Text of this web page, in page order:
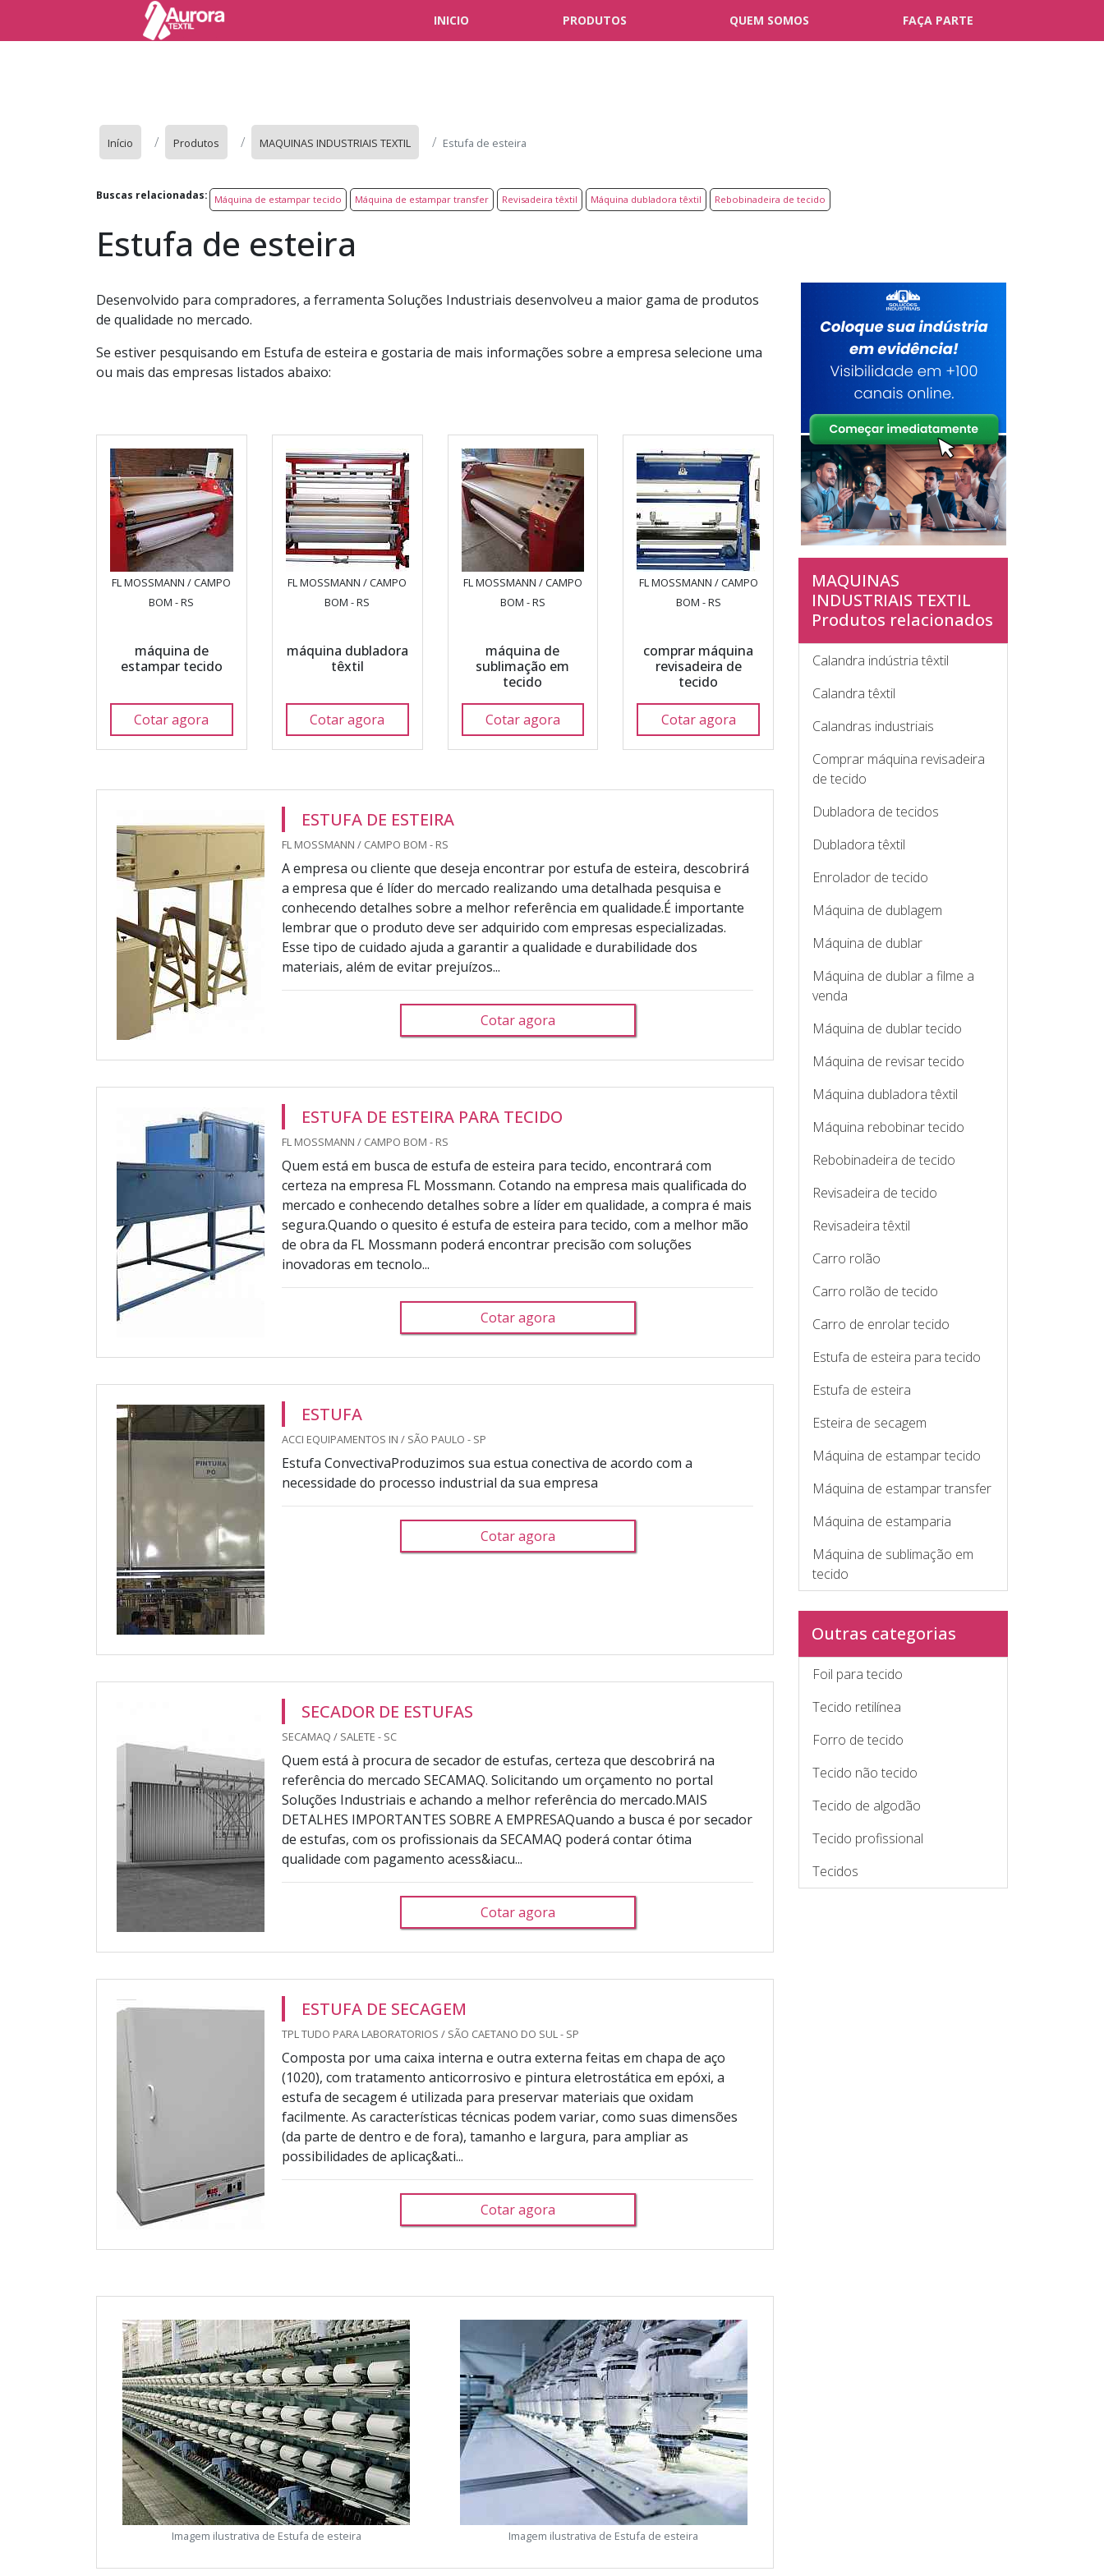
INICIO PRODUTOS QUEM SOMOS FAÇA PARTE
Início Produtos MAQUINAS INDUSTRIAIS TEXTIL Estufa de esteira
Buscas relacionadas: Máquina de estampar tecido Máquina de estampar transfer Revisadeira têxtil Máquina dubladora têxtil Rebobinadeira de tecido
Estufa de esteira
Desenvolvido para compradores, a ferramenta Soluções Industriais desenvolveu a maior gama de produtos
de qualidade no mercado.
Se estiver pesquisando em Estufa de esteira e gostaria de mais informações sobre a empresa selecione uma
ou mais das empresas listados abaixo:
FL MOSSMANN / CAMPO
BOM - RS
máquina de
estampar tecido
Cotar agora
FL MOSSMANN / CAMPO
BOM - RS
máquina dubladora
têxtil
Cotar agora
FL MOSSMANN / CAMPO
BOM - RS
máquina de
sublimação em
tecido
Cotar agora
FL MOSSMANN / CAMPO
BOM - RS
comprar máquina
revisadeira de
tecido
Cotar agora
ESTUFA DE ESTEIRA
FL MOSSMANN / CAMPO BOM - RS
A empresa ou cliente que deseja encontrar por estufa de esteira, descobrirá
a empresa que é líder do mercado realizando uma detalhada pesquisa e
conhecendo detalhes sobre a melhor referência em qualidade.É importante
lembrar que o produto deve ser adquirido com empresas especializadas.
Esse tipo de cuidado ajuda a garantir a qualidade e durabilidade dos
materiais, além de evitar prejuízos...
Cotar agora
ESTUFA DE ESTEIRA PARA TECIDO
FL MOSSMANN / CAMPO BOM - RS
Quem está em busca de estufa de esteira para tecido, encontrará com
certeza na empresa FL Mossmann. Cotando na empresa mais qualificada do
mercado e conhecendo detalhes sobre a líder em qualidade, a compra é mais
segura.Quando o quesito é estufa de esteira para tecido, com a melhor mão
de obra da FL Mossmann poderá encontrar precisão com soluções
inovadoras em tecnolo...
Cotar agora
ESTUFA
ACCI EQUIPAMENTOS IN / SÃO PAULO - SP
Estufa ConvectivaProduzimos sua estua conectiva de acordo com a
necessidade do processo industrial da sua empresa
Cotar agora
SECADOR DE ESTUFAS
SECAMAQ / SALETE - SC
Quem está à procura de secador de estufas, certeza que descobrirá na
referência do mercado SECAMAQ. Solicitando um orçamento no portal
Soluções Industriais e achando a melhor referência do mercado.MAIS
DETALHES IMPORTANTES SOBRE A EMPRESAQuando a busca é por secador
de estufas, com os profissionais da SECAMAQ poderá contar ótima
qualidade com pagamento acess&iacu...
Cotar agora
ESTUFA DE SECAGEM
TPL TUDO PARA LABORATORIOS / SÃO CAETANO DO SUL - SP
Composta por uma caixa interna e outra externa feitas em chapa de aço
(1020), com tratamento anticorrosivo e pintura eletrostática em epóxi, a
estufa de secagem é utilizada para preservar materiais que oxidam
facilmente. As características técnicas podem variar, como suas dimensões
(da parte de dentro e de fora), tamanho e largura, para ampliar as
possibilidades de aplicaç&ati...
Cotar agora
Imagem ilustrativa de Estufa de esteira Imagem ilustrativa de Estufa de esteira
MAQUINAS
INDUSTRIAIS TEXTIL
Produtos relacionados
Calandra indústria têxtil
Calandra têxtil
Calandras industriais
Comprar máquina revisadeira
de tecido
Dubladora de tecidos
Dubladora têxtil
Enrolador de tecido
Máquina de dublagem
Máquina de dublar
Máquina de dublar a filme a
venda
Máquina de dublar tecido
Máquina de revisar tecido
Máquina dubladora têxtil
Máquina rebobinar tecido
Rebobinadeira de tecido
Revisadeira de tecido
Revisadeira têxtil
Carro rolão
Carro rolão de tecido
Carro de enrolar tecido
Estufa de esteira para tecido
Estufa de esteira
Esteira de secagem
Máquina de estampar tecido
Máquina de estampar transfer
Máquina de estamparia
Máquina de sublimação em
tecido
Outras categorias
Foil para tecido
Tecido retilínea
Forro de tecido
Tecido não tecido
Tecido de algodão
Tecido profissional
Tecidos